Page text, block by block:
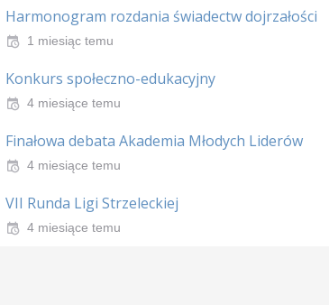
Harmonogram rozdania świadectw dojrzałości
1 miesiąc temu
Konkurs społeczno-edukacyjny
4 miesiące temu
Finałowa debata Akademia Młodych Liderów
4 miesiące temu
VII Runda Ligi Strzeleckiej
4 miesiące temu